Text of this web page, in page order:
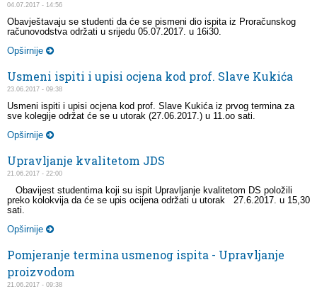
04.07.2017 - 14:56
Obavještavaju se studenti da će se pismeni dio ispita iz Proračunskog
računovodstva održati u srijedu 05.07.2017. u 16i30.
Opširnije
Usmeni ispiti i upisi ocjena kod prof. Slave Kukića
23.06.2017 - 09:38
Usmeni ispiti i upisi ocjena kod prof. Slave Kukića iz prvog termina za
sve kolegije održat će se u utorak (27.06.2017.) u 11.oo sati.
Opširnije
Upravljanje kvalitetom JDS
21.06.2017 - 22:00
Obavijest studentima koji su ispit Upravljanje kvalitetom DS položili
preko kolokvija da će se upis ocijena održati u utorak 27.6.2017. u 15,30
sati.
Opširnije
Pomjeranje termina usmenog ispita - Upravljanje
proizvodom
21.06.2017 - 09:38